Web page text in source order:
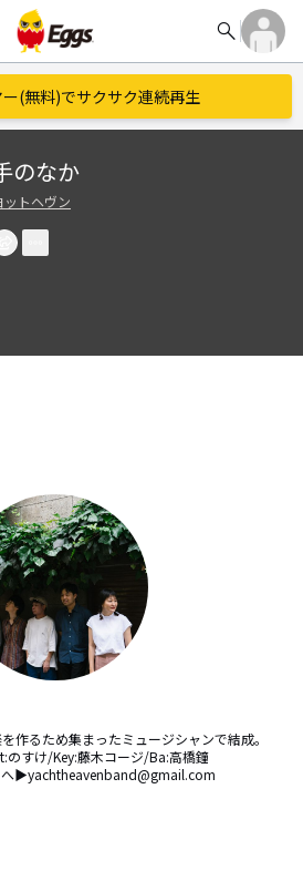
search
(無料)でサクサク連続再生
のなか
ットヘヴン
作るため集まったミュージシャンで結成。
のすけ/Key:藤木コージ/Ba:高橋鐘
へ▶︎yachtheavenband@gmail.com